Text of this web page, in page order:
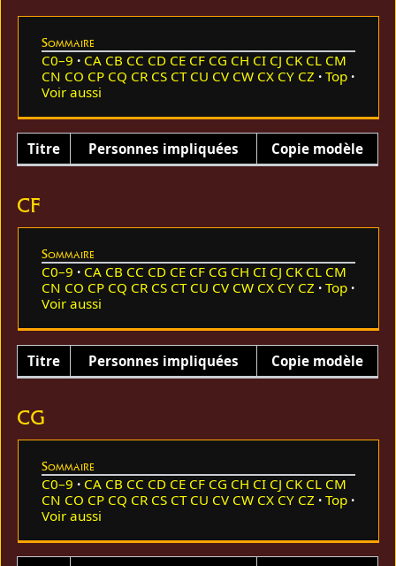
Sommaire
C0–9 CA CB CC CD CE CF CG CH CI CJ CK CL CM
CN CO CP CQ CR CS CT CU CV CW CX CY CZ
Top
Voir aussi
Titre Personnes impliquées Copie modèle
CF
Sommaire
C0–9 CA CB CC CD CE CF CG CH CI CJ CK CL CM
CN CO CP CQ CR CS CT CU CV CW CX CY CZ
Top
Voir aussi
Titre Personnes impliquées Copie modèle
CG
Sommaire
C0–9 CA CB CC CD CE CF CG CH CI CJ CK CL CM
CN CO CP CQ CR CS CT CU CV CW CX CY CZ
Top
Voir aussi